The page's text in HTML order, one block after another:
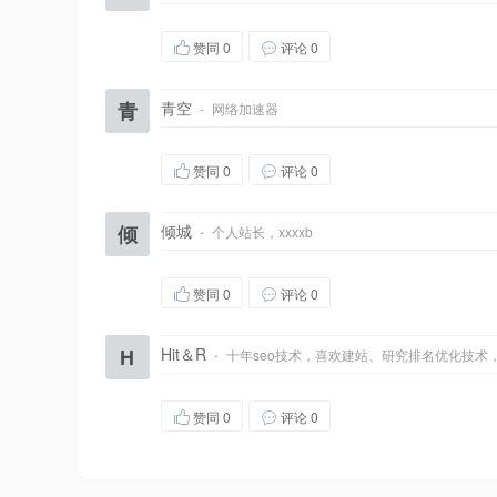
赞同 0 评论 0
青 青空 · 网络加速器
赞同 0 评论 0
倾 倾城 · 个人站长，xxxxb
赞同 0 评论 0
H Hit＆R · 十年seo技术，喜欢建站、研究排名优化技术
赞同 0 评论 0